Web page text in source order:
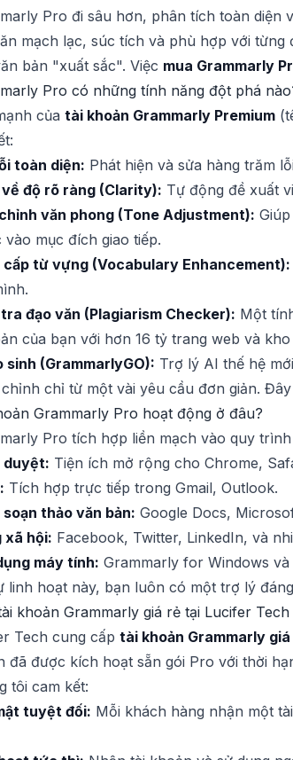
Pro đi sâu hơn, phân tích toàn diện
mạch lạc, súc tích và phù hợp với
bản "xuất sắc". Việc mua Grammarly
Pro có những tính năng đột phá
của tài khoản Grammarly Premium
toàn diện: Phát hiện và sửa hàng trăm
về độ rõ ràng (Clarity): Tự động đề xuất
văn phong (Tone Adjustment):
vào mục đích giao tiếp.
cấp từ vựng (Vocabulary Enhancement):
đạo văn (Plagiarism Checker): Một
của bạn với hơn 16 tỷ trang web và
sinh (GrammarlyGO): Trợ lý AI thế hệ
chỉ từ một vài yêu cầu đơn giản.
Grammarly Pro hoạt động ở đâu?
Pro tích hợp liền mạch vào quy
duyệt: Tiện ích mở rộng cho Chrome,
Tích hợp trực tiếp trong Gmail, Outlook.
thảo văn bản: Google Docs,
xã hội: Facebook, Twitter, LinkedIn, và
máy tính: Grammarly for Windows và
linh hoạt này, bạn luôn có một trợ lý
khoản Grammarly giá rẻ tại Lucifer
Tech cung cấp tài khoản Grammarly giá
đã được kích hoạt sẵn gói Pro với thời
tôi cam kết:
tuyệt đối: Mỗi khách hàng nhận một